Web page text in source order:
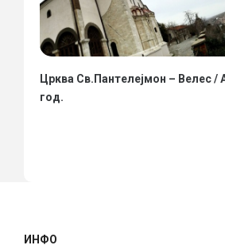
Црква Св.Пантелејмон – Велес /
год.
ИНФО